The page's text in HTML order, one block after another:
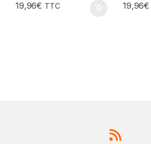
19,96€ TTC 19,96€